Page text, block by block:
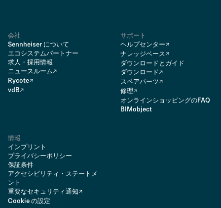
会社
Sennheiser について
エコシステムパートナー
求人・採用情報
ニュースルーム
Rycote
vdB
サポート
ヘルプセンター
ナレッジベース
ダウンロードとガイド
ダウンロード
スペアパーツ
修理
オンラインショッピングのFAQ
BIMobject
情報
インプリント
プライバシーポリシー
保証条件
アクセシビリティ・ステートメ
ント
重要なセキュリティ通知
Cookie の設定